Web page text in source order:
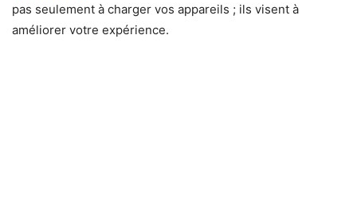
pas seulement à charger vos appareils ; ils visent à
améliorer votre expérience.